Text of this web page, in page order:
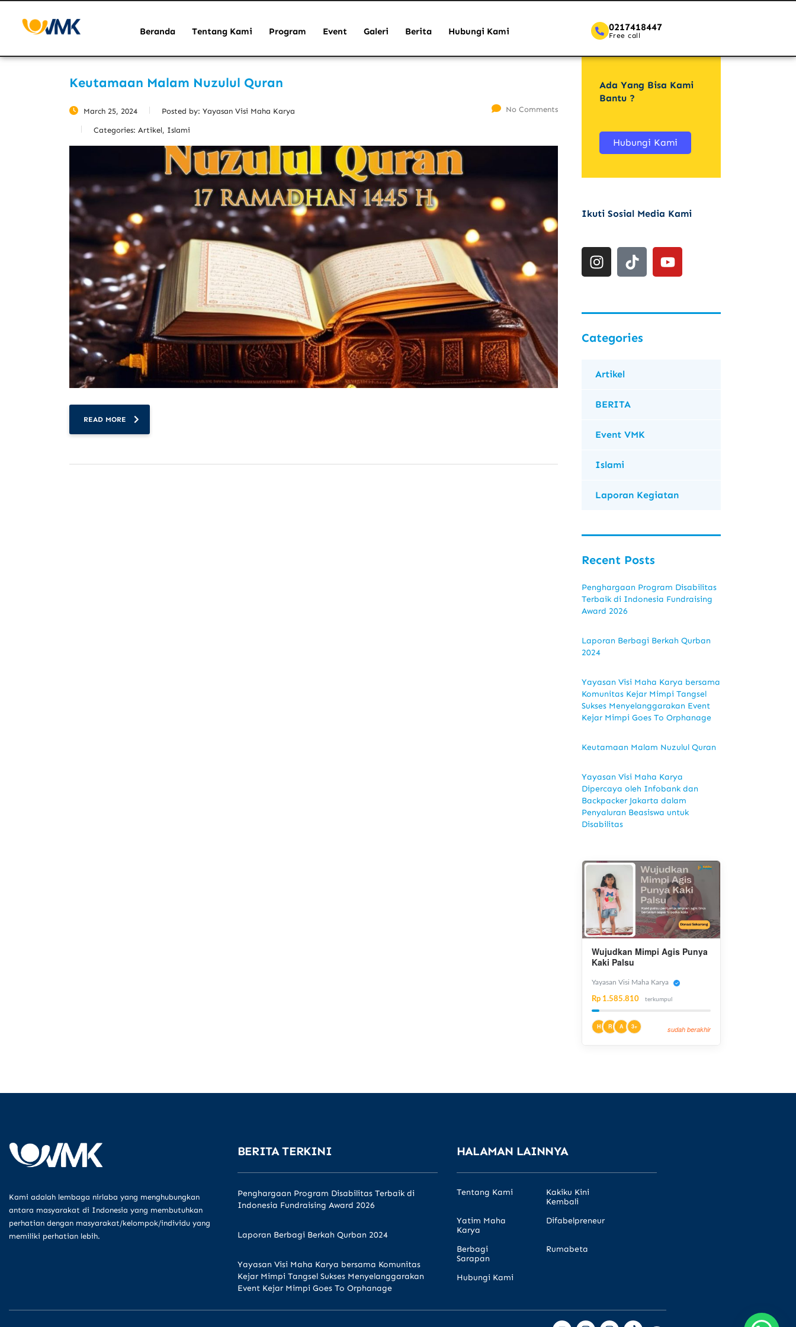
Beranda Tentang Kami Program Event Galeri Berita Hubungi Kami 0217418447
Free call
Keutamaan Malam Nuzulul Quran
March 25, 2024 Posted by: Yayasan Visi Maha Karya
Categories: Artikel, Islami
No Comments
READ MORE
Ada Yang Bisa Kami
Bantu ?
Hubungi Kami
Ikuti Sosial Media Kami
Categories
Artikel
BERITA
Event VMK
Islami
Laporan Kegiatan
Recent Posts
Penghargaan Program Disabilitas
Terbaik di Indonesia Fundraising
Award 2026
Laporan Berbagi Berkah Qurban
2024
Yayasan Visi Maha Karya bersama
Komunitas Kejar Mimpi Tangsel
Sukses Menyelanggarakan Event
Kejar Mimpi Goes To Orphanage
Keutamaan Malam Nuzulul Quran
Yayasan Visi Maha Karya
Dipercaya oleh Infobank dan
Backpacker Jakarta dalam
Penyaluran Beasiswa untuk
Disabilitas
Wujudkan Mimpi Agis Punya
Kaki Palsu
Yayasan Visi Maha Karya
Rp 1.585.810 terkumpul
H R A 3+ sudah berakhir
Kami adalah lembaga nirlaba yang menghubungkan
antara masyarakat di Indonesia yang membutuhkan
perhatian dengan masyarakat/kelompok/individu yang
memiliki perhatian lebih.
BERITA TERKINI
Penghargaan Program Disabilitas Terbaik di
Indonesia Fundraising Award 2026
Laporan Berbagi Berkah Qurban 2024
Yayasan Visi Maha Karya bersama Komunitas
Kejar Mimpi Tangsel Sukses Menyelanggarakan
Event Kejar Mimpi Goes To Orphanage
HALAMAN LAINNYA
Tentang Kami
Kakiku Kini
Kembali
Yatim Maha
Karya
Difabelpreneur
Berbagi
Sarapan
Rumabeta
Hubungi Kami